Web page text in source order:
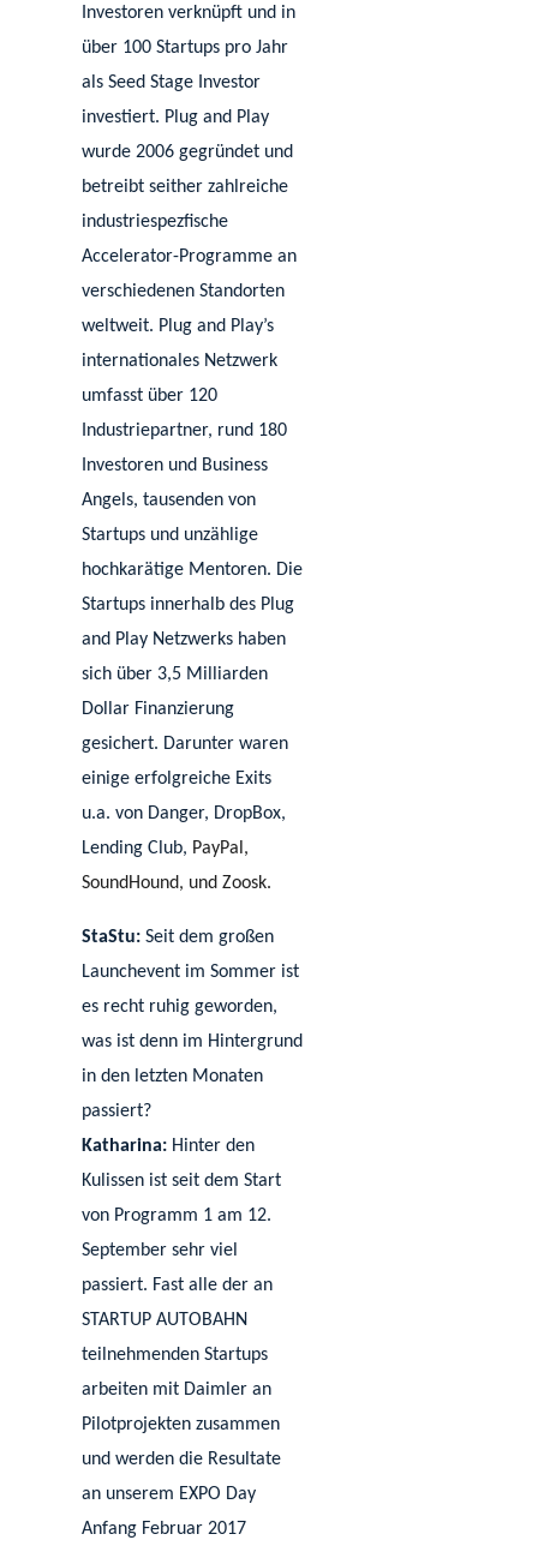
Investoren verknüpft und in
über 100 Startups pro Jahr
als Seed Stage Investor
investiert. Plug and Play
wurde 2006 gegründet und
betreibt seither zahlreiche
industriespezfische
Accelerator-Programme an
verschiedenen Standorten
weltweit. Plug and Play’s
internationales Netzwerk
umfasst über 120
Industriepartner, rund 180
Investoren und Business
Angels, tausenden von
Startups und unzählige
hochkarätige Mentoren. Die
Startups innerhalb des Plug
and Play Netzwerks haben
sich über 3,5 Milliarden
Dollar Finanzierung
gesichert. Darunter waren
einige erfolgreiche Exits
u.a. von Danger, DropBox,
Lending Club, PayPal,
SoundHound, und Zoosk.
StaStu:Seit dem großen
Launchevent im Sommer ist
es recht ruhig geworden,
was ist denn im Hintergrund
in den letzten Monaten
passiert?
Katharina: Hinter den
Kulissen ist seit dem Start
von Programm 1 am 12.
September sehr viel
passiert. Fast alle der an
STARTUP AUTOBAHN
teilnehmenden Startups
arbeiten mit Daimler an
Pilotprojekten zusammen
und werden die Resultate
an unserem EXPO Day
Anfang Februar 2017